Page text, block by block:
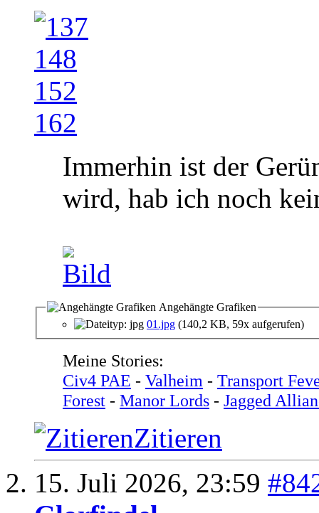
Immerhin ist der
wird, hab ich noch
Angehängte Grafiken
01.jpg (140,2 KB, 59x aufgerufen)
Meine Stories:
Civ4 PAE - Valheim - Transport
Forest - Manor Lords - Jagged
Zitieren
15. Juli 2026, 23:59